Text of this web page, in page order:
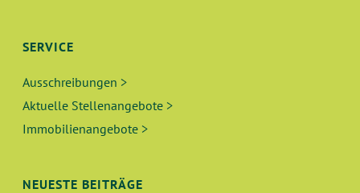
SERVICE
Ausschreibungen >
Aktuelle Stellenangebote >
Immobilienangebote >
NEUESTE BEITRÄGE